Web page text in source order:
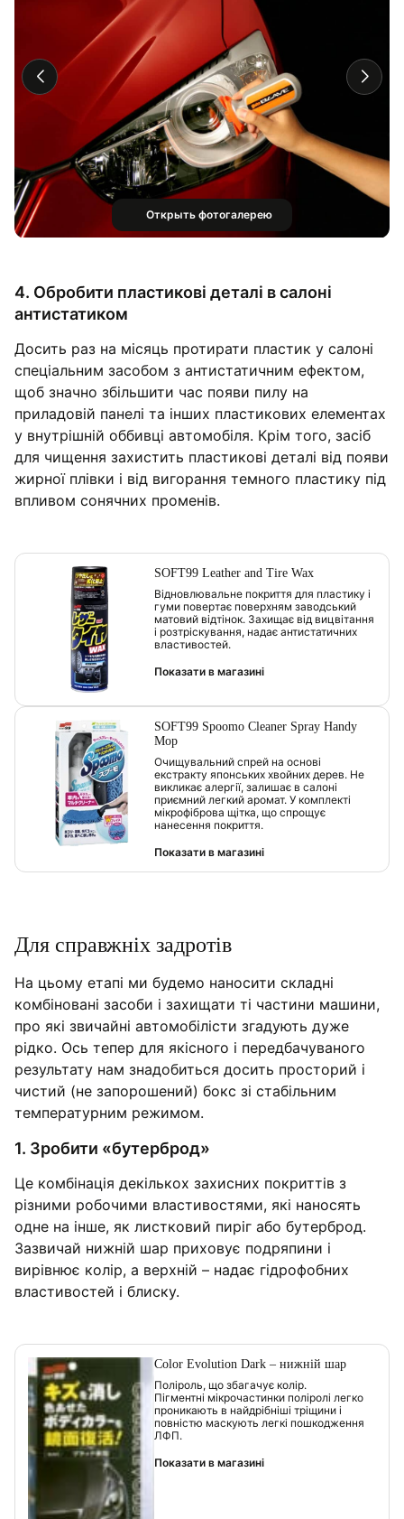
Открыть фотогалерею
4. Обробити пластикові деталі в салоні
антистатиком
Досить раз на місяць протирати пластик у салоні
спеціальним засобом з антистатичним ефектом,
щоб значно збільшити час появи пилу на
приладовій панелі та інших пластикових елементах
у внутрішній оббивці автомобіля. Крім того, засіб
для чищення захистить пластикові деталі від появи
жирної плівки і від вигорання темного пластику під
впливом сонячних променів.
SOFT99 Leather and Tire Wax
Відновлювальне покриття для пластику і
гуми повертає поверхням заводський
матовий відтінок. Захищає від вицвітання
і розтріскування, надає антистатичних
властивостей.
Показати в магазині
SOFT99 Spoomo Cleaner Spray Handy
Mop
Очищувальний спрей на основі
екстракту японських хвойних дерев. Не
викликає алергії, залишає в салоні
приємний легкий аромат. У комплекті
мікрофіброва щітка, що спрощує
нанесення покриття.
Показати в магазині
Для справжніх задротів
На цьому етапі ми будемо наносити складні
комбіновані засоби і захищати ті частини машини,
про які звичайні автомобілісти згадують дуже
рідко. Ось тепер для якісного і передбачуваного
результату нам знадобиться досить просторий і
чистий (не запорошений) бокс зі стабільним
температурним режимом.
1. Зробити «бутерброд»
Це комбінація декількох захисних покриттів з
різними робочими властивостями, які наносять
одне на інше, як листковий пиріг або бутерброд.
Зазвичай нижній шар приховує подряпини і
вирівнює колір, а верхній – надає гідрофобних
властивостей і блиску.
Color Evolution Dark – нижній шар
Поліроль, що збагачує колір.
Пігментні мікрочастинки поліролі легко
проникають в найдрібніші тріщини і
повністю маскують легкі пошкодження
ЛФП.
Показати в магазині